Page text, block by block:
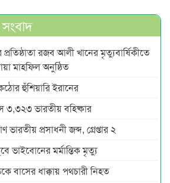
রজব আলী খানের মৃত্যুবার্ষিকীতে
মাহফিল অনুষ্ঠিত
হুঁশিয়ারি ইরানের
৩,৩২৩ ভারতীয় বহিষ্কার
ভারতীয় প্রসাধনী জব্দ, গ্রেপ্তার ২
ভাইবোনের মর্মান্তিক মৃত্যু
বাসের ধাক্কায় পথচারী নিহত